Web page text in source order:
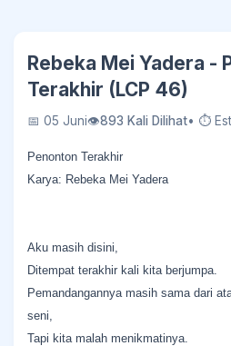
Rebeka Mei Yadera -
Terakhir (LCP 46)
📅 05 Juni👁893 Kali Dilihat• ⏱
Penonton Terakhir
Karya: Rebeka Mei Yadera
Aku masih disini,
Ditempat terakhir kali kita berjumpa.
Pemandangannya masih sama dari
seni,
Tapi kita malah menikmatinya.